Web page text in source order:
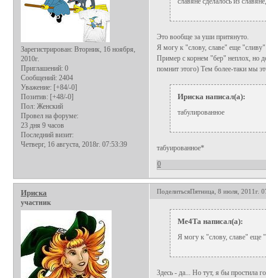
Зарегистрирован: Вторник, 16 ноября,
2010г.
Приглашений: 0
Сообщений: 2404
Уважение: [+84/-0]
Позитив: [+48/-0]
Пол: Женский
Провел на форуме:
23 дня 9 часов
Последний визит:
Четверг, 16 августа, 2018г. 07:53:39
Это вообще за уши притянуто.
Я могу к "слову, славе" еще
Пример с корнем "бер" неплох, но
помнит этого) Тем более-таки мы
Ириска написал(а):
табулированное
табуированное*
0
ПоделитьсяПятница, 8 июля, 2011г.
Ириска
участник
Me4Ta написал(а):
Я могу к "слову, славе" еще
Здесь - да... Но тут, я бы простила